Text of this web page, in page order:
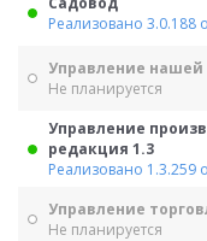
Реализовано 3.0.188
Управление
Не планируется
Управление
редакция 1.3
Реализовано 1.3.259
Управление
Не планируется